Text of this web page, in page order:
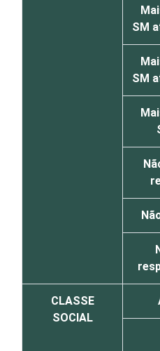
SM
SM
CLASSE
SOCIAL